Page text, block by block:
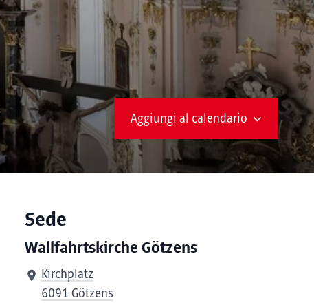
Aggiungi al calendario
Sede
Wallfahrtskirche Götzens
Kirchplatz
6091 Götzens